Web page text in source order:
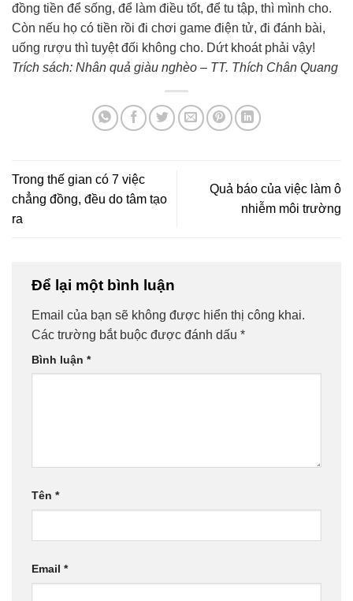
đồng tiền để sống, để làm điều tốt, để tu tập, thì mình cho.
Còn nếu họ có tiền rồi đi chơi game điện tử, đi đánh bài,
uống rượu thì tuyệt đối không cho. Dứt khoát phải vậy!
Trích sách: Nhân quả giàu nghèo – TT. Thích Chân Quang
Trong thế gian có 7 việc
chẳng đồng, đều do tâm tạo
ra
Quả báo của việc làm ô
nhiễm môi trường
Để lại một bình luận
Email của bạn sẽ không được hiển thị công khai.
Các trường bắt buộc được đánh dấu *
Bình luận *
Tên *
Email *